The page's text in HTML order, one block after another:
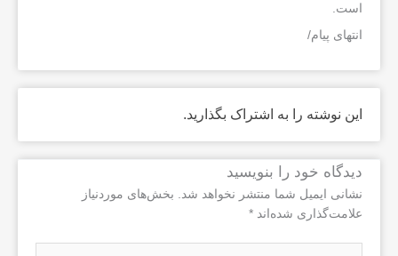
است.
انتهای پیام/
این نوشته را به اشتراک بگذارید.
دیدگاه‌ خود را بنویسید
نشانی ایمیل شما منتشر نخواهد شد. بخش‌های موردنیاز
علامت‌گذاری شده‌اند *